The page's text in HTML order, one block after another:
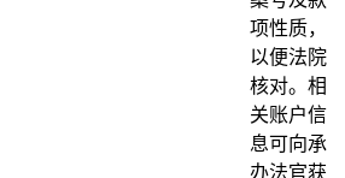
项性质，
以便法院
核对。相
关账户信
息可向承
办法官获